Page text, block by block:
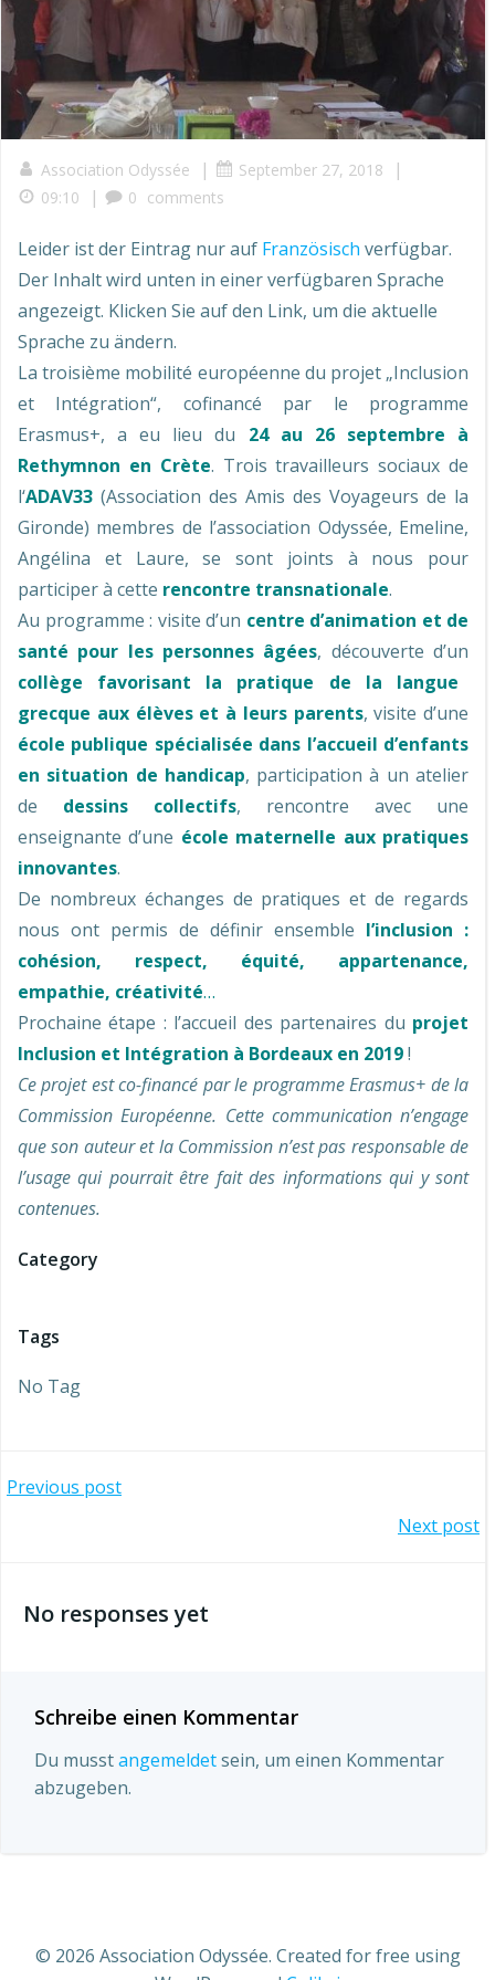
Association Odyssée | September 27, 2018 |
09:10 | 0 comments
Leider ist der Eintrag nur auf Französisch verfügbar.
Der Inhalt wird unten in einer verfügbaren Sprache
angezeigt. Klicken Sie auf den Link, um die aktuelle
Sprache zu ändern.
La troisième mobilité européenne du projet „Inclusion
et Intégration“, cofinancé par le programme
Erasmus+, a eu lieu du 24 au 26 septembre à
Rethymnon en Crète. Trois travailleurs sociaux de
l‘ADAV33 (Association des Amis des Voyageurs de la
Gironde) membres de l’association Odyssée, Emeline,
Angélina et Laure, se sont joints à nous pour
participer à cette rencontre transnationale.
Au programme : visite d’un centre d’animation et de
santé pour les personnes âgées, découverte d’un
collège favorisant la pratique de la langue
grecque aux élèves et à leurs parents, visite d’une
école publique spécialisée dans l’accueil d’enfants
en situation de handicap, participation à un atelier
de dessins collectifs, rencontre avec une
enseignante d’une école maternelle aux pratiques
innovantes.
De nombreux échanges de pratiques et de regards
nous ont permis de définir ensemble l’inclusion :
cohésion, respect, équité, appartenance,
empathie, créativité…
Prochaine étape : l’accueil des partenaires du projet
Inclusion et Intégration à Bordeaux en 2019!
Ce projet est co-financé par le programme Erasmus+ de la
Commission Européenne. Cette communication n’engage
que son auteur et la Commission n’est pas responsable de
l’usage qui pourrait être fait des informations qui y sont
contenues.
Category
Tags
No Tag
Beitragsnavigation
Previous post
Next post
No responses yet
Schreibe einen Kommentar
Du musstangemeldetsein, um einen Kommentar
abzugeben.
© 2026 Association Odyssée. Created for free using